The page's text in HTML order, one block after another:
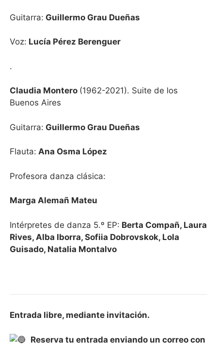
Guitarra: Guillermo Grau Dueñas
Voz: Lucía Pérez Berenguer
.
Claudia Montero (1962-2021). Suite de los
Buenos Aires
Guitarra: Guillermo Grau Dueñas
Flauta: Ana Osma López
Profesora danza clásica:
Marga Alemañ Mateu
Intérpretes de danza 5.º EP: Berta Compañ, Laura
Rives, Alba Iborra, Sofiia Dobrovskok, Lola
Guisado, Natalia Montalvo
Entrada libre, mediante invitación.
Reserva tu entrada enviando un correo con